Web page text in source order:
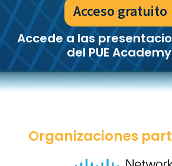
Acceso gratuito
Accede a las
del PUE
Organizaciones